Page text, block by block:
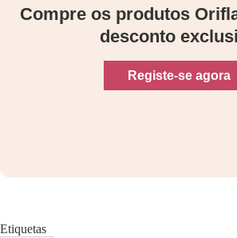
Compre os produtos
desconto
Registe-se agora
Etiquetas